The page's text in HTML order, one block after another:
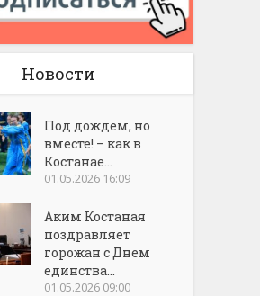
Новости
Под дождем, но
вместе! – как в
Костанае...
01.05.2026 16:09
Аким Костаная
поздравляет
горожан с Днем
единства...
01.05.2026 09:00